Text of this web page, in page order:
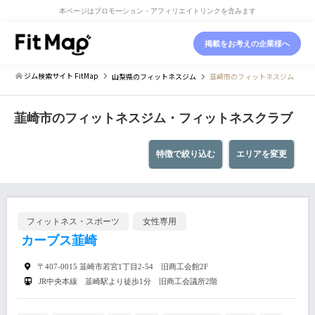
本ページはプロモーション・アフィリエイトリンクを含みます
掲載をお考えの企業様へ
ジム検索サイト FitMap 山梨県のフィットネスジム 韮崎市のフィットネスジム
韮崎市のフィットネスジム・フィットネスクラブ
エリアを変更
特徴で絞り込む
フィットネス・スポーツ 女性専用
カーブス韮崎
〒407-0015 韮崎市若宮1丁目2-54 旧商工会館2F
JR中央本線 韮崎駅より徒歩1分 旧商工会議所2階